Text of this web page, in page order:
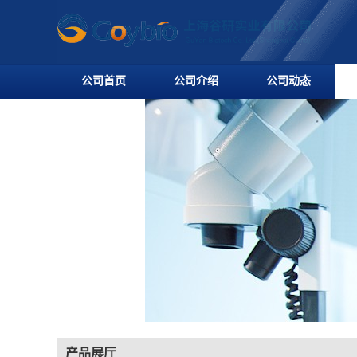
公司首页 公司介绍 公司动态